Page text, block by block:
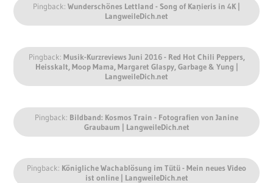
Pingback: Wunderschönes Lettland - Song of Kaņieris in 4K |
LangweileDich.net
Pingback: Musik-Kurzreviews Juni 2016 - Red Hot Chili Peppers,
Heisskalt, Moop Mama, Margaret Glaspy, Garbage & Yung |
LangweileDich.net
Pingback: Bildband: Kosmos Train - Fotografien von Janine
Graubaum | LangweileDich.net
Pingback: Königliche Wachablösung im Tütü - Mein neues Video
ist online | LangweileDich.net